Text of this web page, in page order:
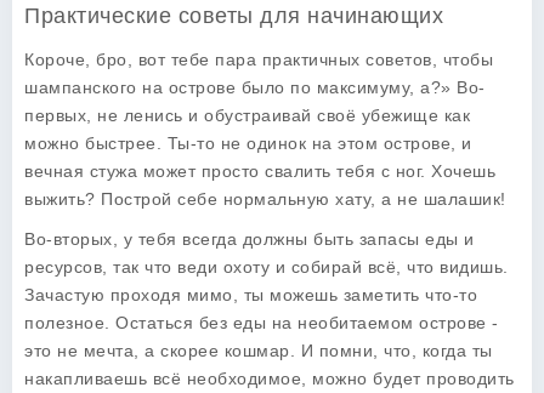
Практические советы для начинающих
Короче, бро, вот тебе пара практичных советов, чтобы
шампанского на острове было по максимуму, а?» Во-
первых, не ленись и обустраивай своё убежище как
можно быстрее. Ты-то не одинок на этом острове, и
вечная стужа может просто свалить тебя с ног. Хочешь
выжить? Построй себе нормальную хату, а не шалашик!
Во-вторых, у тебя всегда должны быть запасы еды и
ресурсов, так что веди охоту и собирай всё, что видишь.
Зачастую проходя мимо, ты можешь заметить что-то
полезное. Остаться без еды на необитаемом острове -
это не мечта, а скорее кошмар. И помни, что, когда ты
накапливаешь всё необходимое, можно будет проводить